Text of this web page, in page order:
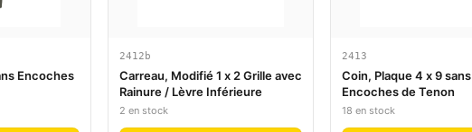
Encoches
2412b
Carreau, Modifié 1 x 2 Grille avec
Rainure / Lèvre Inférieure
2 en stock
2413
Coin, Plaque 4 x 9 sans
Encoches de Tenon
18 en stock